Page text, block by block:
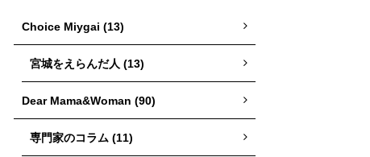
Choice Miygai (13)
宮城をえらんだ人 (13)
Dear Mama&Woman (90)
専門家のコラム (11)